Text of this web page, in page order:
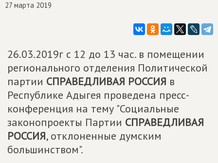
27 марта 2019
26.03.2019г с 12 до 13 час. в помещении
регионального отделения Политической
партии СПРАВЕДЛИВАЯ РОССИЯ в
Республике Адыгея проведена пресс-
конференция на тему "Социальные
законопроекты Партии СПРАВЕДЛИВАЯ
РОССИЯ, отклоненные думским
большинством".